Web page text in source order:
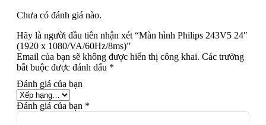
Chưa có đánh giá nào.
Hãy là người đầu tiên nhận xét “Màn hình Philips 243V5 24″
(1920 x 1080/VA/60Hz/8ms)”
Email của bạn sẽ không được hiển thị công khai. Các trường
bắt buộc được đánh dấu *
Đánh giá của bạn
Đánh giá của bạn *